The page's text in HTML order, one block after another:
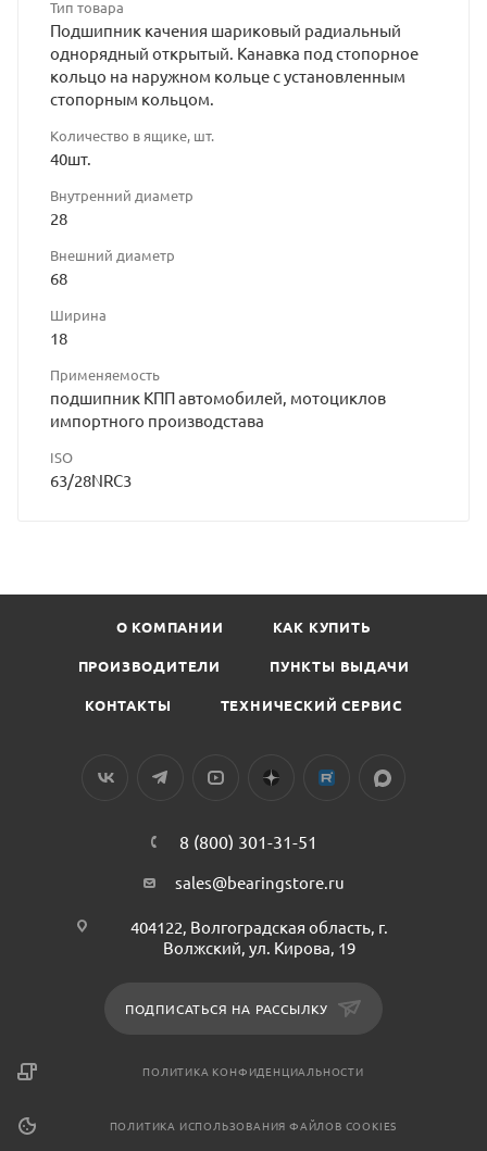
Тип товара
Подшипник качения шариковый радиальный
однорядный открытый. Канавка под стопорное
кольцо на наружном кольце с установленным
стопорным кольцом.
Количество в ящике, шт.
40шт.
Внутренний диаметр
28
Внешний диаметр
68
Ширина
18
Применяемость
подшипник КПП автомобилей, мотоциклов
импортного производстава
ISO
63/28NRC3
О КОМПАНИИ КАК КУПИТЬ
ПРОИЗВОДИТЕЛИ ПУНКТЫ ВЫДАЧИ
КОНТАКТЫ ТЕХНИЧЕСКИЙ СЕРВИС
8 (800) 301-31-51
sales@bearingstore.ru
404122, Волгоградская область, г.
Волжский, ул. Кирова, 19
ПОДПИСАТЬСЯ НА РАССЫЛКУ
ПОЛИТИКА КОНФИДЕНЦИАЛЬНОСТИ
ПОЛИТИКА ИСПОЛЬЗОВАНИЯ ФАЙЛОВ COOKIES